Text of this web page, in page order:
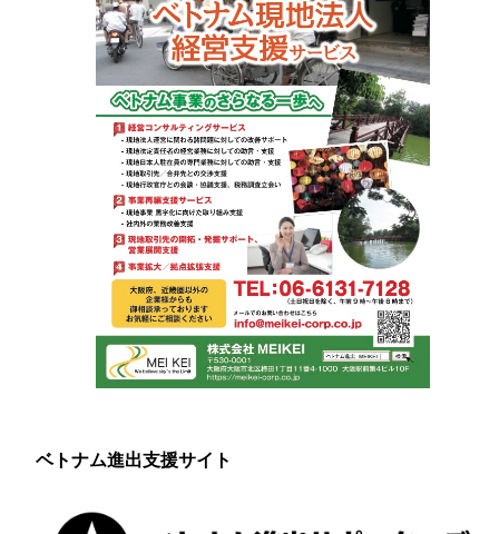
ベトナム進出支援サイト